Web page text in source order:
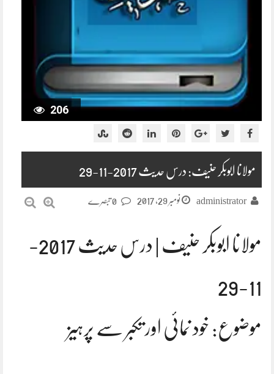
206
مولانا ابوبکر حنیف: درس حدیث 2017-11-29
administrator نومبر 29, 2017
مولانا ابوبکر حنیف | درس حدیث 2017-
11-29
موضوع: خود نمائی اور تکبر سے پرہیز